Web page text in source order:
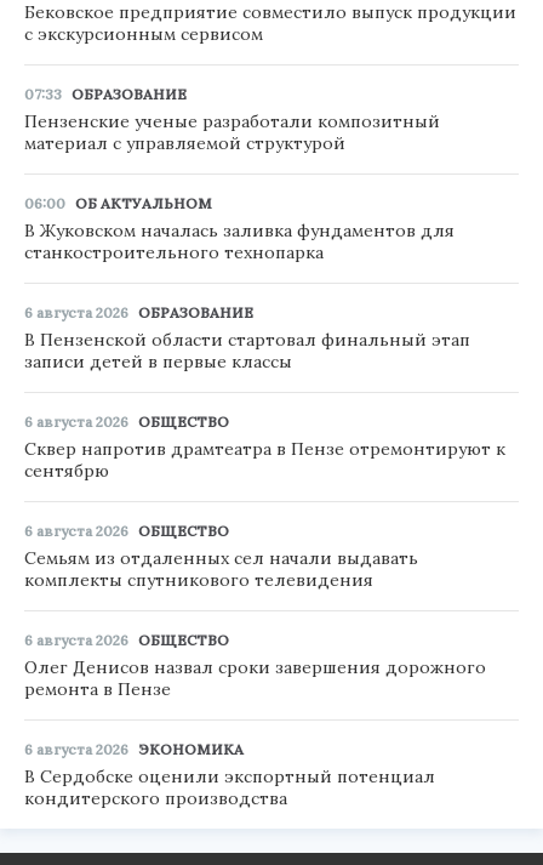
Бековское предприятие совместило выпуск продукции
с экскурсионным сервисом
07:33 ОБРАЗОВАНИЕ
Пензенские ученые разработали композитный
материал с управляемой структурой
06:00 ОБ АКТУАЛЬНОМ
В Жуковском началась заливка фундаментов для
станкостроительного технопарка
6 августа 2026 ОБРАЗОВАНИЕ
В Пензенской области стартовал финальный этап
записи детей в первые классы
6 августа 2026 ОБЩЕСТВО
Сквер напротив драмтеатра в Пензе отремонтируют к
сентябрю
6 августа 2026 ОБЩЕСТВО
Семьям из отдаленных сел начали выдавать
комплекты спутникового телевидения
6 августа 2026 ОБЩЕСТВО
Олег Денисов назвал сроки завершения дорожного
ремонта в Пензе
6 августа 2026 ЭКОНОМИКА
В Сердобске оценили экспортный потенциал
кондитерского производства